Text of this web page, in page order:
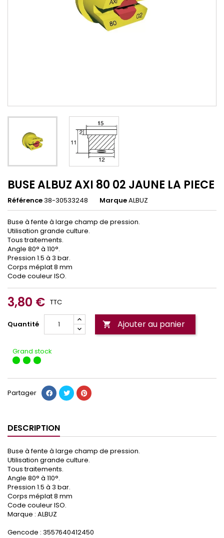
BUSE ALBUZ AXI 80 02 JAUNE LA PIECE
Référence38-30533248 MarqueALBUZ
Buse à fente à large champ de pression.
Utilisation grande culture.
Tous traitements.
Angle 80° à 110°.
Pression 1.5 à 3 bar.
Corps méplat 8 mm
Code couleur ISO.
3,80 € TTC
Quantité  Ajouter au panier
Grand stock
Partager
DESCRIPTION
Buse à fente à large champ de pression.
Utilisation grande culture.
Tous traitements.
Angle 80° à 110°.
Pression 1.5 à 3 bar.
Corps méplat 8 mm
Code couleur ISO.
Marque : ALBUZ
Gencode : 3557640412450